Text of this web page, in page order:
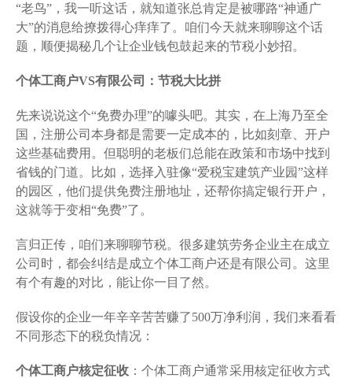
“老鸟”，我一听这话，就知道张总肯定是被哪路“神通广
大”的消息给撩拨得心痒痒了。咱们今天就来聊聊这个话
题，顺便揭秘几个让企业钱包鼓起来的节税小妙招。
个体工商户VS有限公司：节税大比拼
先来说说这个“免费办理”的噱头吧。其实，在上海乃至全
国，注册公司本身都是需要一定成本的，比如刻章、开户
这些基础费用。但聪明的老板们总能在政策和市场中找到
省钱的门道。比如，选择入驻像“爱税宝建筑产业园”这样
的园区，他们提供免费注册地址，还帮你搞定银行开户，
这就等于变相“免费”了。
言归正传，咱们来聊聊节税。很多建筑劳务企业主在成立
公司时，都会纠结是成立个体工商户还是有限公司。这里
有个有趣的对比，能让你一目了然。
假设你的企业一年辛辛苦苦赚了500万净利润，我们来看看
不同形态下的税负情况：
个体工商户核定征收 ：个体工商户通常采用核定征收方式